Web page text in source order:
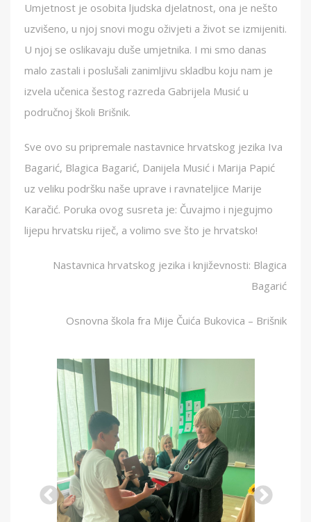
Umjetnost je osobita ljudska djelatnost, ona je nešto
uzvišeno, u njoj snovi mogu oživjeti a život se izmijeniti.
U njoj se oslikavaju duše umjetnika. I mi smo danas
malo zastali i poslušali zanimljivu skladbu koju nam je
izvela učenica šestog razreda Gabrijela Musić u
područnoj školi Brišnik.
Sve ovo su pripremale nastavnice hrvatskog jezika Iva
Bagarić, Blagica Bagarić, Danijela Musić i Marija Papić
uz veliku podršku naše uprave i ravnateljice Marije
Karačić. Poruka ovog susreta je: Čuvajmo i njegujmo
lijepu hrvatsku riječ, a volimo sve što je hrvatsko!
Nastavnica hrvatskog jezika i književnosti: Blagica
Bagarić
Osnovna škola fra Mije Čuića Bukovica – Brišnik